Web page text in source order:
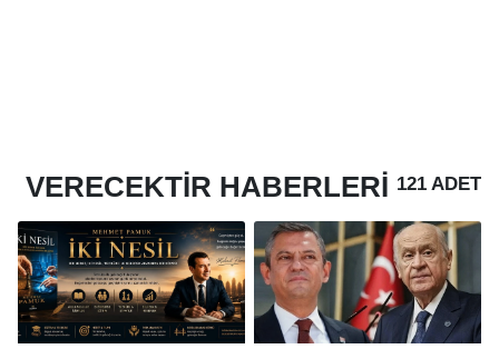
VERECEKTIR HABERLERI 121 ADET